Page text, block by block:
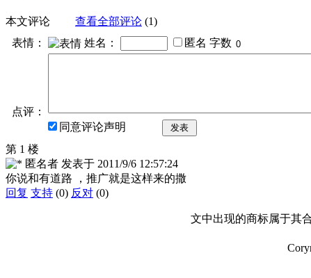
本文评论 查看全部评论 (1)
表情：
姓名： 匿名 字数
点评：
同意评论声明
发表
第 1 楼
匿名者 发表于 2011/9/6 12:57:24
你说和有道路 ，推广就是这样来的撒
回复 支持 (0) 反对 (0)
文中出现的商标属于其